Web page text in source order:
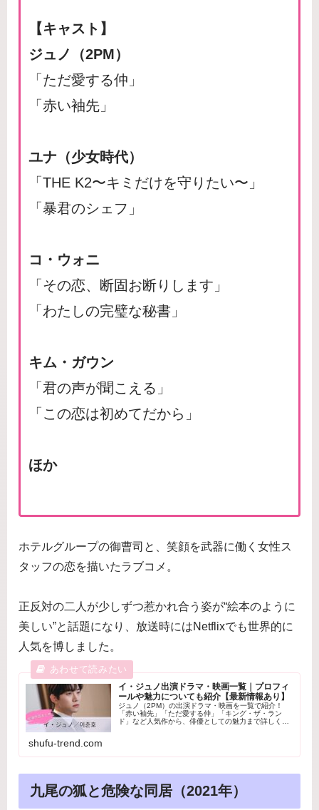
【キャスト】
ジュノ（2PM）
「ただ愛する仲」
「赤い袖先」
ユナ（少女時代）
「THE K2〜キミだけを守りたい〜」
「暴君のシェフ」
コ・ウォニ
「その恋、断固お断りします」
「わたしの完璧な秘書」
キム・ガウン
「君の声が聞こえる」
「この恋は初めてだから」
ほか
ホテルグループの御曹司と、笑顔を武器に働く女性ス
タッフの恋を描いたラブコメ。
正反対の二人が少しずつ惹かれ合う姿が“絵本のように
美しい”と話題になり、放送時にはNetflixでも世界的に
人気を博しました。
イ・ジュノ出演ドラマ・映画一覧｜プロフィ
ールや魅力についても紹介【最新情報あり】
ジュノ（2PM）の出演ドラマ・映画を一覧で紹介！
「赤い袖先」「ただ愛する仲」「キング・ザ・ラン
ド」など人気作から、俳優としての魅力まで詳しく解
shufu-trend.com
九尾の狐と危険な同居（2021年）